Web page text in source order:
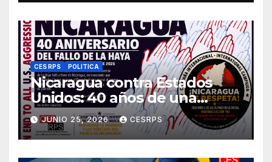
CES RPS POLITICA
Nicaragua contra Estados
Unidos: 40 años de una
sentencia histórica que sigue
esperando justicia
JUNIO 25, 2026 CESRPS